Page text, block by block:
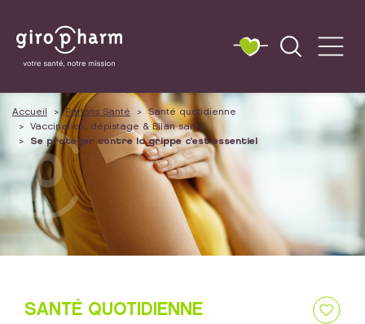
Accueil Parlons Santé
Santé quotidienne
Vaccination, dépistage & Bilan santé
Se protéger contre la grippe c'est essentiel
SANTÉ QUOTIDIENNE